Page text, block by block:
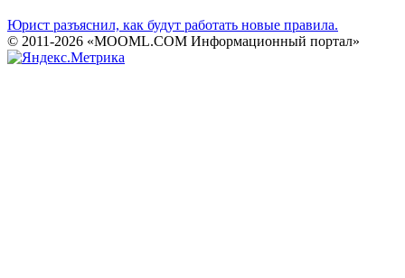
Юрист разъяснил, как будут работать новые правила.
© 2011-2026 «MOOML.COM Информационный портал»